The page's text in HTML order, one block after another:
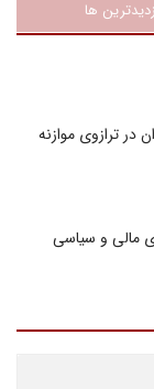
ها
در ترازوی موازنه
مالی و سیاسی